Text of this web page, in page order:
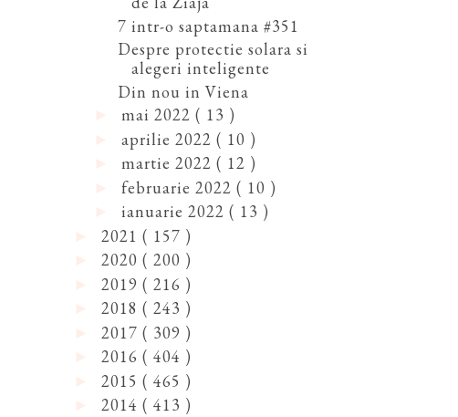
7 intr-o saptamana #351
Despre protectie solara si
alegeri inteligente
Din nou in Viena
mai 2022 ( 13 )
aprilie 2022 ( 10 )
martie 2022 ( 12 )
februarie 2022 ( 10 )
ianuarie 2022 ( 13 )
2021 ( 157 )
2020 ( 200 )
2019 ( 216 )
2018 ( 243 )
2017 ( 309 )
2016 ( 404 )
2015 ( 465 )
2014 ( 413 )